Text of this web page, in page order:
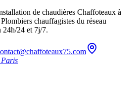
de chaudières Chaffoteaux à
chauffagistes du réseau
24h/24 et 7j/7.
Paris